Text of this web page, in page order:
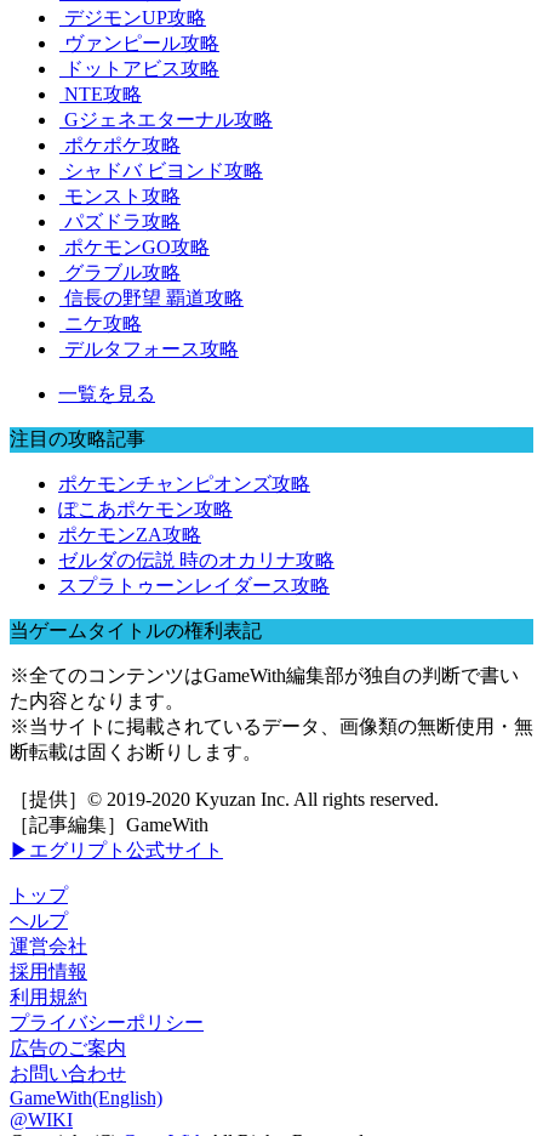
デジモンUP攻略
ヴァンピール攻略
ドットアビス攻略
NTE攻略
Gジェネエターナル攻略
ポケポケ攻略
シャドバ ビヨンド攻略
モンスト攻略
パズドラ攻略
ポケモンGO攻略
グラブル攻略
信長の野望 覇道攻略
ニケ攻略
デルタフォース攻略
一覧を見る
注目の攻略記事
ポケモンチャンピオンズ攻略
ぽこあポケモン攻略
ポケモンZA攻略
ゼルダの伝説 時のオカリナ攻略
スプラトゥーンレイダース攻略
当ゲームタイトルの権利表記
※全てのコンテンツはGameWith編集部が独自の判断で書い
た内容となります。
※当サイトに掲載されているデータ、画像類の無断使用・無
断転載は固くお断りします。
［提供］© 2019-2020 Kyuzan Inc. All rights reserved.
［記事編集］GameWith
▶エグリプト公式サイト
トップ
ヘルプ
運営会社
採用情報
利用規約
プライバシーポリシー
広告のご案内
お問い合わせ
GameWith(English)
@WIKI